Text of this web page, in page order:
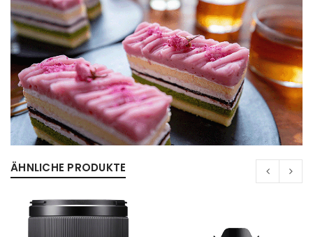
REGISTRIEREN
E-Mail-Adresse*
Ein Link zum Erstellen eines neuen Passworts wird an
Please select all the ways you would like to hear from
ÄHNLICHE PRODUKTE